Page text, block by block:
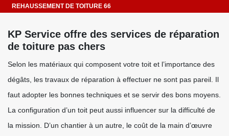
REHAUSSEMENT DE TOITURE 66
KP Service offre des services de réparation
de toiture pas chers
Selon les matériaux qui composent votre toit et l’importance des
dégâts, les travaux de réparation à effectuer ne sont pas pareil. Il
faut adopter les bonnes techniques et se servir des bons moyens.
La configuration d’un toit peut aussi influencer sur la difficulté de
la mission. D’un chantier à un autre, le coût de la main d’œuvre